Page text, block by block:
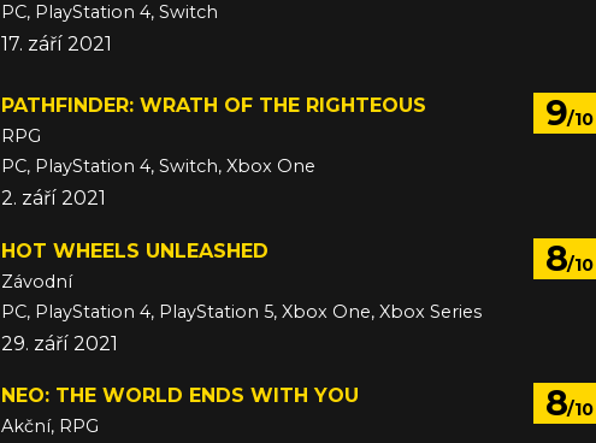
PC, PlayStation 4, Switch
17. září 2021
9/10
PATHFINDER: WRATH OF THE RIGHTEOUS
RPG
PC, PlayStation 4, Switch, Xbox One
2. září 2021
8/10
HOT WHEELS UNLEASHED
Závodní
PC, PlayStation 4, PlayStation 5, Xbox One, Xbox Series
29. září 2021
8/10
NEO: THE WORLD ENDS WITH YOU
Akční, RPG